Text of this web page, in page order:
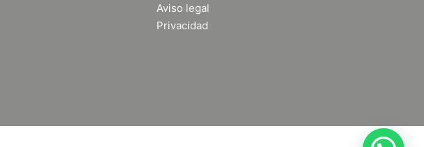
Aviso legal
Privacidad